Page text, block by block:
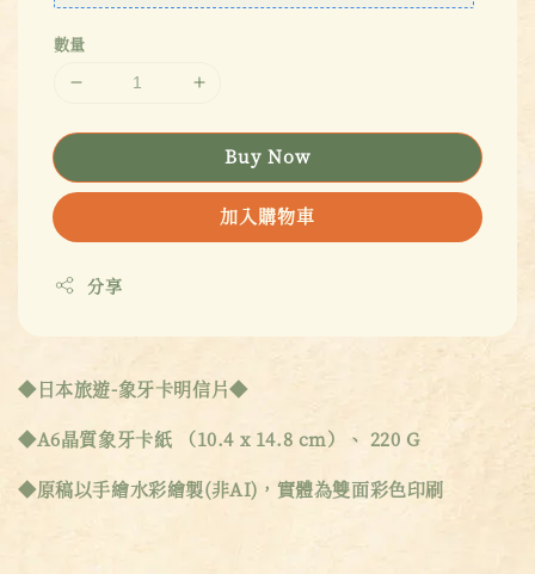
數量
Buy Now
加入購物車
分享
◆日本旅遊-象牙卡明信片◆
◆A6晶質象牙卡紙 （10.4 x 14.8 cm）、 220 G
◆原稿以手繪水彩繪製(非AI)，實體為雙面彩色印刷